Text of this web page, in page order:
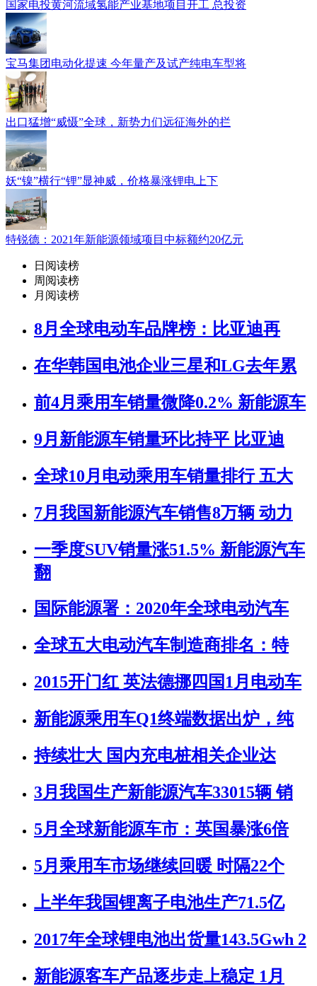
国家电投黄河流域氢能产业基地项目开工 总投资
宝马集团电动化提速 今年量产及试产纯电车型将
出口猛增“威慑”全球，新势力们远征海外的拦
妖“镍”横行“锂”显神威，价格暴涨锂电上下
特锐德：2021年新能源领域项目中标额约20亿元
日阅读榜
周阅读榜
月阅读榜
8月全球电动车品牌榜：比亚迪再
在华韩国电池企业三星和LG去年累
前4月乘用车销量微降0.2% 新能源车
9月新能源车销量环比持平 比亚迪
全球10月电动乘用车销量排行 五大
7月我国新能源汽车销售8万辆 动力
一季度SUV销量涨51.5% 新能源汽车
翻
国际能源署：2020年全球电动汽车
全球五大电动汽车制造商排名：特
2015开门红 英法德挪四国1月电动车
新能源乘用车Q1终端数据出炉，纯
持续壮大 国内充电桩相关企业达
3月我国生产新能源汽车33015辆 销
5月全球新能源车市：英国暴涨6倍
5月乘用车市场继续回暖 时隔22个
上半年我国锂离子电池生产71.5亿
2017年全球锂电池出货量143.5Gwh 2
新能源客车产品逐步走上稳定 1月